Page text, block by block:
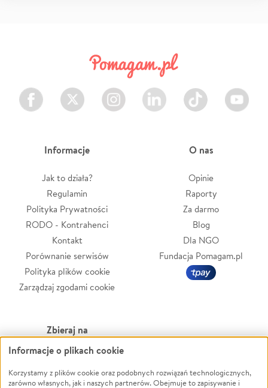
Facebook Twitter Instagram LinkedIn TikTok Youtube
Informacje
Jak to działa?
Regulamin
Polityka Prywatności
RODO - Kontrahenci
Kontakt
Porównanie serwisów
Polityka plików cookie
Zarządzaj zgodami cookie
O nas
Opinie
Raporty
Za darmo
Blog
Dla NGO
Fundacja Pomagam.pl
Zbieraj na
Leczenie
Zwierzęta
Powódź
Informacje o plikach cookie
Korzystamy z plików cookie oraz podobnych rozwiązań technologicznych,
zarówno własnych, jak i naszych partnerów. Obejmuje to zapisywanie i